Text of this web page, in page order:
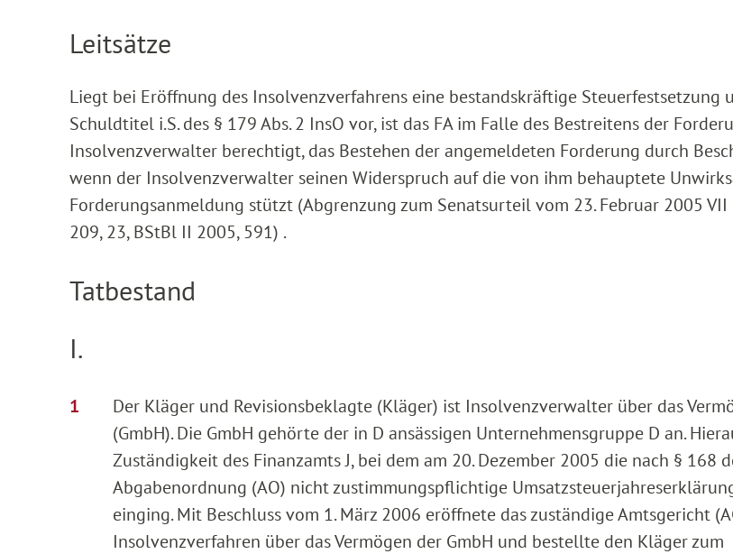
Leitsätze
Liegt bei Eröffnung des Insolvenzverfahrens eine bestandskräftige Steuerfestsetzung
Schuldtitel i.S. des § 179 Abs. 2 InsO vor, ist das FA im Falle des Bestreitens der
Insolvenzverwalter berechtigt, das Bestehen der angemeldeten Forderung durch
wenn der Insolvenzverwalter seinen Widerspruch auf die von ihm behauptete
Forderungsanmeldung stützt (Abgrenzung zum Senatsurteil vom 23. Februar 2005 VII
209, 23, BStBl II 2005, 591) .
Tatbestand
I.
Der Kläger und Revisionsbeklagte (Kläger) ist Insolvenzverwalter über das
(GmbH). Die GmbH gehörte der in D ansässigen Unternehmensgruppe D an.
Zuständigkeit des Finanzamts J, bei dem am 20. Dezember 2005 die nach § 168
Abgabenordnung (AO) nicht zustimmungspflichtige
einging. Mit Beschluss vom 1. März 2006 eröffnete das zuständige Amtsgericht
Insolvenzverfahren über das Vermögen der GmbH und bestellte den Kläger zum